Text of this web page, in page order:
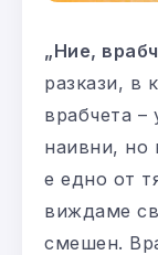
„Ние,
разкази, в
врабчета
наивни, но
е едно от
виждаме
смешен.